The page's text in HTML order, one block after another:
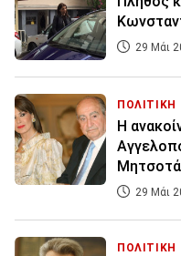
29 Μάι
ΠΟΛΙΤΙΚΗ
Η
29 Μάι
ΠΟΛΙΤΙΚΗ